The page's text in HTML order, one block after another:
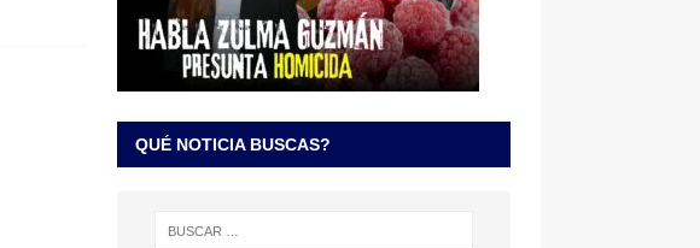
QUÉ NOTICIA BUSCAS?